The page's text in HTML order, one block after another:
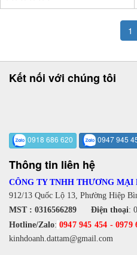
1
Kết nối với chúng tôi
0918 686 620 0947 945
Thông tin liên hệ
CÔNG TY TNHH THƯƠNG
912/13 Quốc Lộ 13, Phường Hiệp
MST : 0316566289 Điện thoại:
Hotline/Zalo: 0947 945 454 -0979
kinhdoanh.dattam@gmail.com